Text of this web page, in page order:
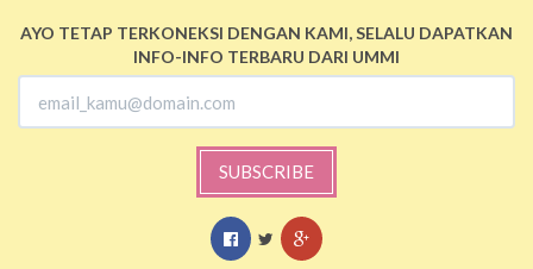
AYO TETAP TERKONEKSI DENGAN KAMI, SELALU DAPATKAN
INFO-INFO TERBARU DARI UMMI
SUBSCRIBE